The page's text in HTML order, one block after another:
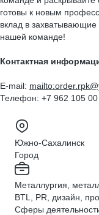
готовы к новым
вклад в
нашей команде!
Контактная
E-mail:
Телефон: +7 962 105 00
Южно-Сахалинск
Город
Металлургия,
BTL, PR, дизайн,
Сферы